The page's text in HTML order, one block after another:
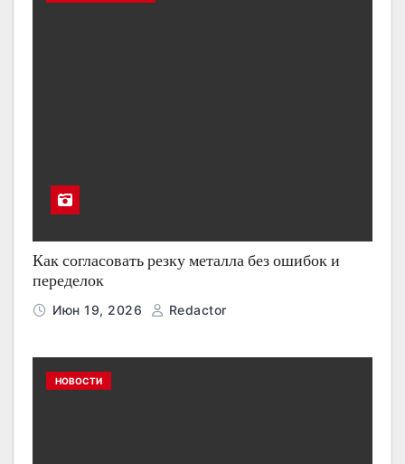
Как согласовать резку металла без ошибок и
переделок
Июн 19, 2026 Redactor
НОВОСТИ